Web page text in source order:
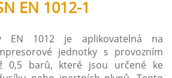
EN 1012-1
EN 1012 je aplikovatelná na
jednotky s provozním
0,5 barů, které jsou určené ke